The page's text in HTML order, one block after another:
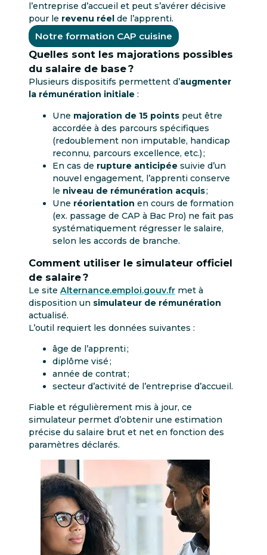
l’entreprise d’accueil et peut s’avérer décisive
pour le revenu réel de l’apprenti.
Notre formation CAP cuisine
Quelles sont les majorations possibles
du salaire de base ?
Plusieurs dispositifs permettent d’augmenter
la rémunération initiale :
Une majoration de 15 points peut être
accordée à des parcours spécifiques
(redoublement non imputable, handicap
reconnu, parcours excellence, etc.) ;
En cas de rupture anticipée suivie d’un
nouvel engagement, l’apprenti conserve
le niveau de rémunération acquis;
Une réorientation en cours de formation
(ex. passage de CAP à Bac Pro) ne fait pas
systématiquement régresser le salaire,
selon les accords de branche.
Comment utiliser le simulateur officiel
de salaire ?
Le site Alternance.emploi.gouv.fr met à
disposition un simulateur de rémunération
actualisé.
L’outil requiert les données suivantes :
âge de l’apprenti ;
diplôme visé ;
année de contrat ;
secteur d’activité de l’entreprise d’accueil.
Fiable et régulièrement mis à jour, ce
simulateur permet d’obtenir une estimation
précise du salaire brut et net en fonction des
paramètres déclarés.